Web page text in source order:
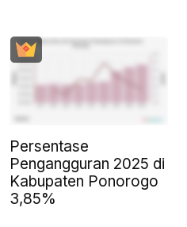
Persentase
Pengangguran 2025 di
Kabupaten Ponorogo
3,85%